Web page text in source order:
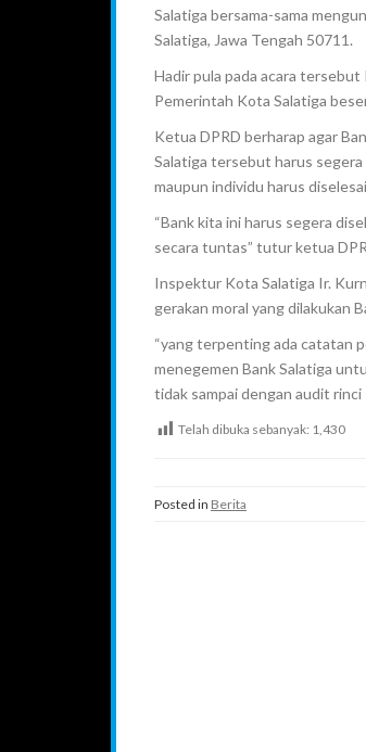
Salatiga bersama-sama
Salatiga, Jawa Tengah 50711.
Hadir pula pada acara
Pemerintah Kota Salatiga
Ketua DPRD berharap agar
Salatiga tersebut harus segera
maupun individu harus
“Bank kita ini harus segera
secara tuntas” tutur ketua
Inspektur Kota Salatiga Ir.
gerakan moral yang dilakukan
“yang terpenting ada catatan
menegemen Bank Salatiga
tidak sampai dengan audit
Telah dibuka sebanyak: 1,430
Posted in Berita